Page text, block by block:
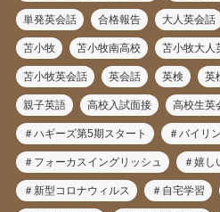
単発英会話 合格報告 大人英会話
苫小牧 苫小牧南高校 苫小牧大人
苫小牧英会話 英会話 英検 英
親子英語 高校入試面接 高校生英
＃ハギーズ第5期スタート ＃バイリ
＃フォーカスイングリッシュ ＃嬉し
＃新型コロナウィルス ＃自宅学習